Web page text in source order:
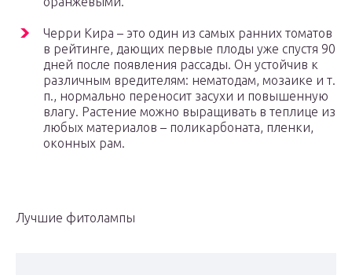
Черри Кира – это один из самых ранних томатов
в рейтинге, дающих первые плоды уже спустя 90
дней после появления рассады. Он устойчив к
различным вредителям: нематодам, мозаике и т.
п., нормально переносит засухи и повышенную
влагу. Растение можно выращивать в теплице из
любых материалов – поликарбоната, пленки,
оконных рам.
Лучшие фитолампы